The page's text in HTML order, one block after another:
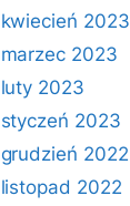
kwiecień 2023
marzec 2023
luty 2023
styczeń 2023
grudzień 2022
listopad 2022